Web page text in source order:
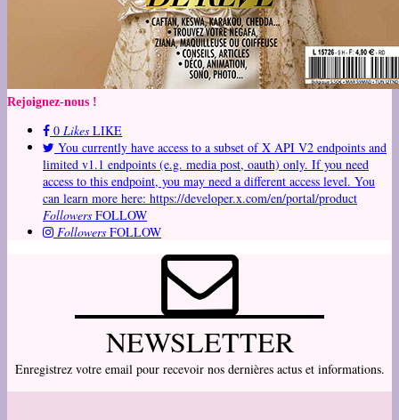
Rejoignez-nous !
0 Likes LIKE
You currently have access to a subset of X API V2 endpoints and
limited v1.1 endpoints (e.g. media post, oauth) only. If you need
access to this endpoint, you may need a different access level. You
can learn more here: https://developer.x.com/en/portal/product
Followers FOLLOW
Followers FOLLOW
NEWSLETTER
Enregistrez votre email pour recevoir nos dernières actus et informations.